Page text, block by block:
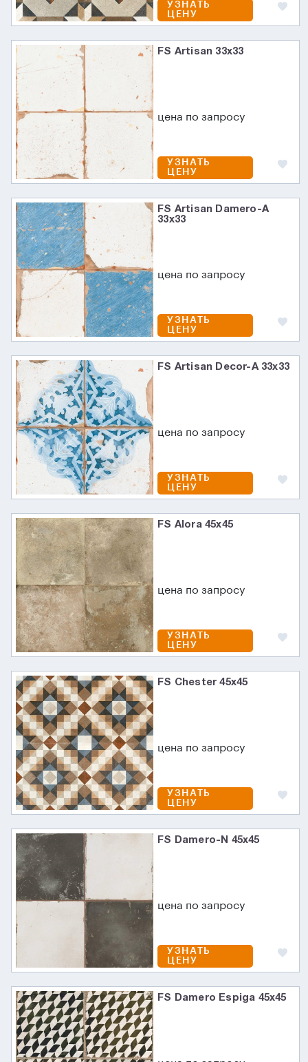
УЗНАТЬ
ЦЕНУ
FS Artisan 33x33
цена по запросу
УЗНАТЬ
ЦЕНУ
FS Artisan Damero-A
33х33
цена по запросу
УЗНАТЬ
ЦЕНУ
FS Artisan Decor-A 33х33
цена по запросу
УЗНАТЬ
ЦЕНУ
FS Alora 45x45
цена по запросу
УЗНАТЬ
ЦЕНУ
FS Chester 45x45
цена по запросу
УЗНАТЬ
ЦЕНУ
FS Damero-N 45х45
цена по запросу
УЗНАТЬ
ЦЕНУ
FS Damero Espiga 45x45